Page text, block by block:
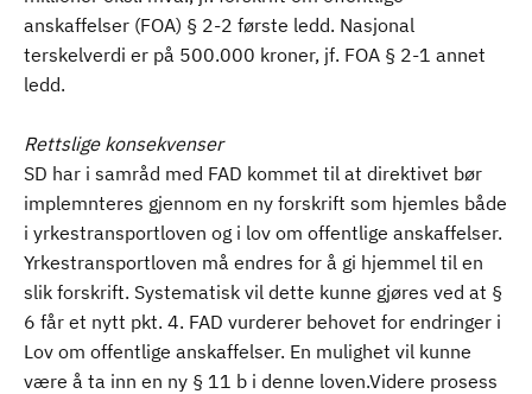
anskaffelser (FOA) § 2-2 første ledd. Nasjonal
terskelverdi er på 500.000 kroner, jf. FOA § 2-1 annet
ledd.
Rettslige konsekvenser
SD har i samråd med FAD kommet til at direktivet bør
implemnteres gjennom en ny forskrift som hjemles både
i yrkestransportloven og i lov om offentlige anskaffelser.
Yrkestransportloven må endres for å gi hjemmel til en
slik forskrift. Systematisk vil dette kunne gjøres ved at §
6 får et nytt pkt. 4. FAD vurderer behovet for endringer i
Lov om offentlige anskaffelser. En mulighet vil kunne
være å ta inn en ny § 11 b i denne loven.Videre prosess